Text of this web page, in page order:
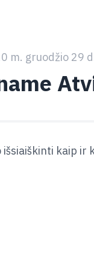
m. gruodžio 29
kaip